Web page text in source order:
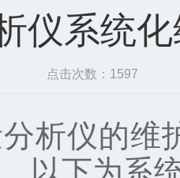
仪系统
点击次数：1597
仪的维护